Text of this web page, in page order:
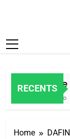
RECENTS
Histoire
Home